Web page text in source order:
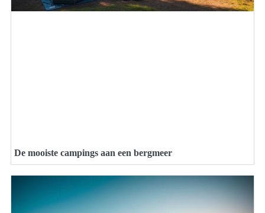
De mooiste campings aan een bergmeer